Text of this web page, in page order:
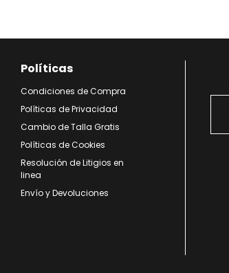
Políticas
Condiciones de Compra
Políticas de Privacidad
Cambio de Talla Gratis
Políticas de Cookies
Resolución de Litigios en
linea
Envío y Devoluciones